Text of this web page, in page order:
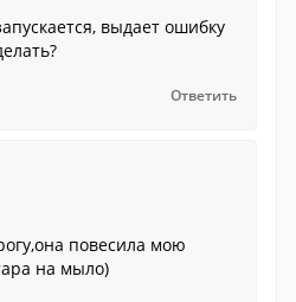
выдает ошибку
Ответить
повесила мою
на мыло)